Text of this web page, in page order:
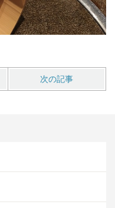
次の記事